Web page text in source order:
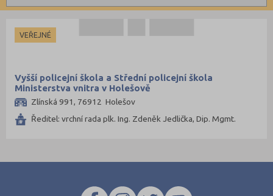
Dálkové
Brno-město (4)
Česká Lípa (1)
Domažlice (1)
Frýdek-Místek (1)
Havlíčkův Brod (3)
Cheb (1)
Informatické
Dopravní
Grafické
Humanitní
Obchod, podnikání, služby
Policejní a vojenské
VEŘEJNÉ
Vyšší policejní škola a Střední policejní škola
Ministerstva vnitra v Holešově
Zlínská 991, 76912 Holešov
Ředitel: vrchní rada plk. Ing. Zdeněk Jedlička, Dip. Mgmt.